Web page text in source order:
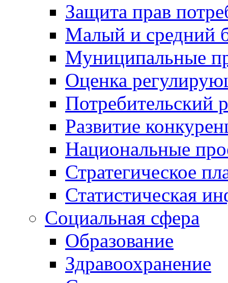
Защита прав
Малый и средний
Муниципальные
Оценка
Потребительский
Развитие
Национальные
Стратегическое
Статистическая
Социальная сфера
Образование
Здравоохранение